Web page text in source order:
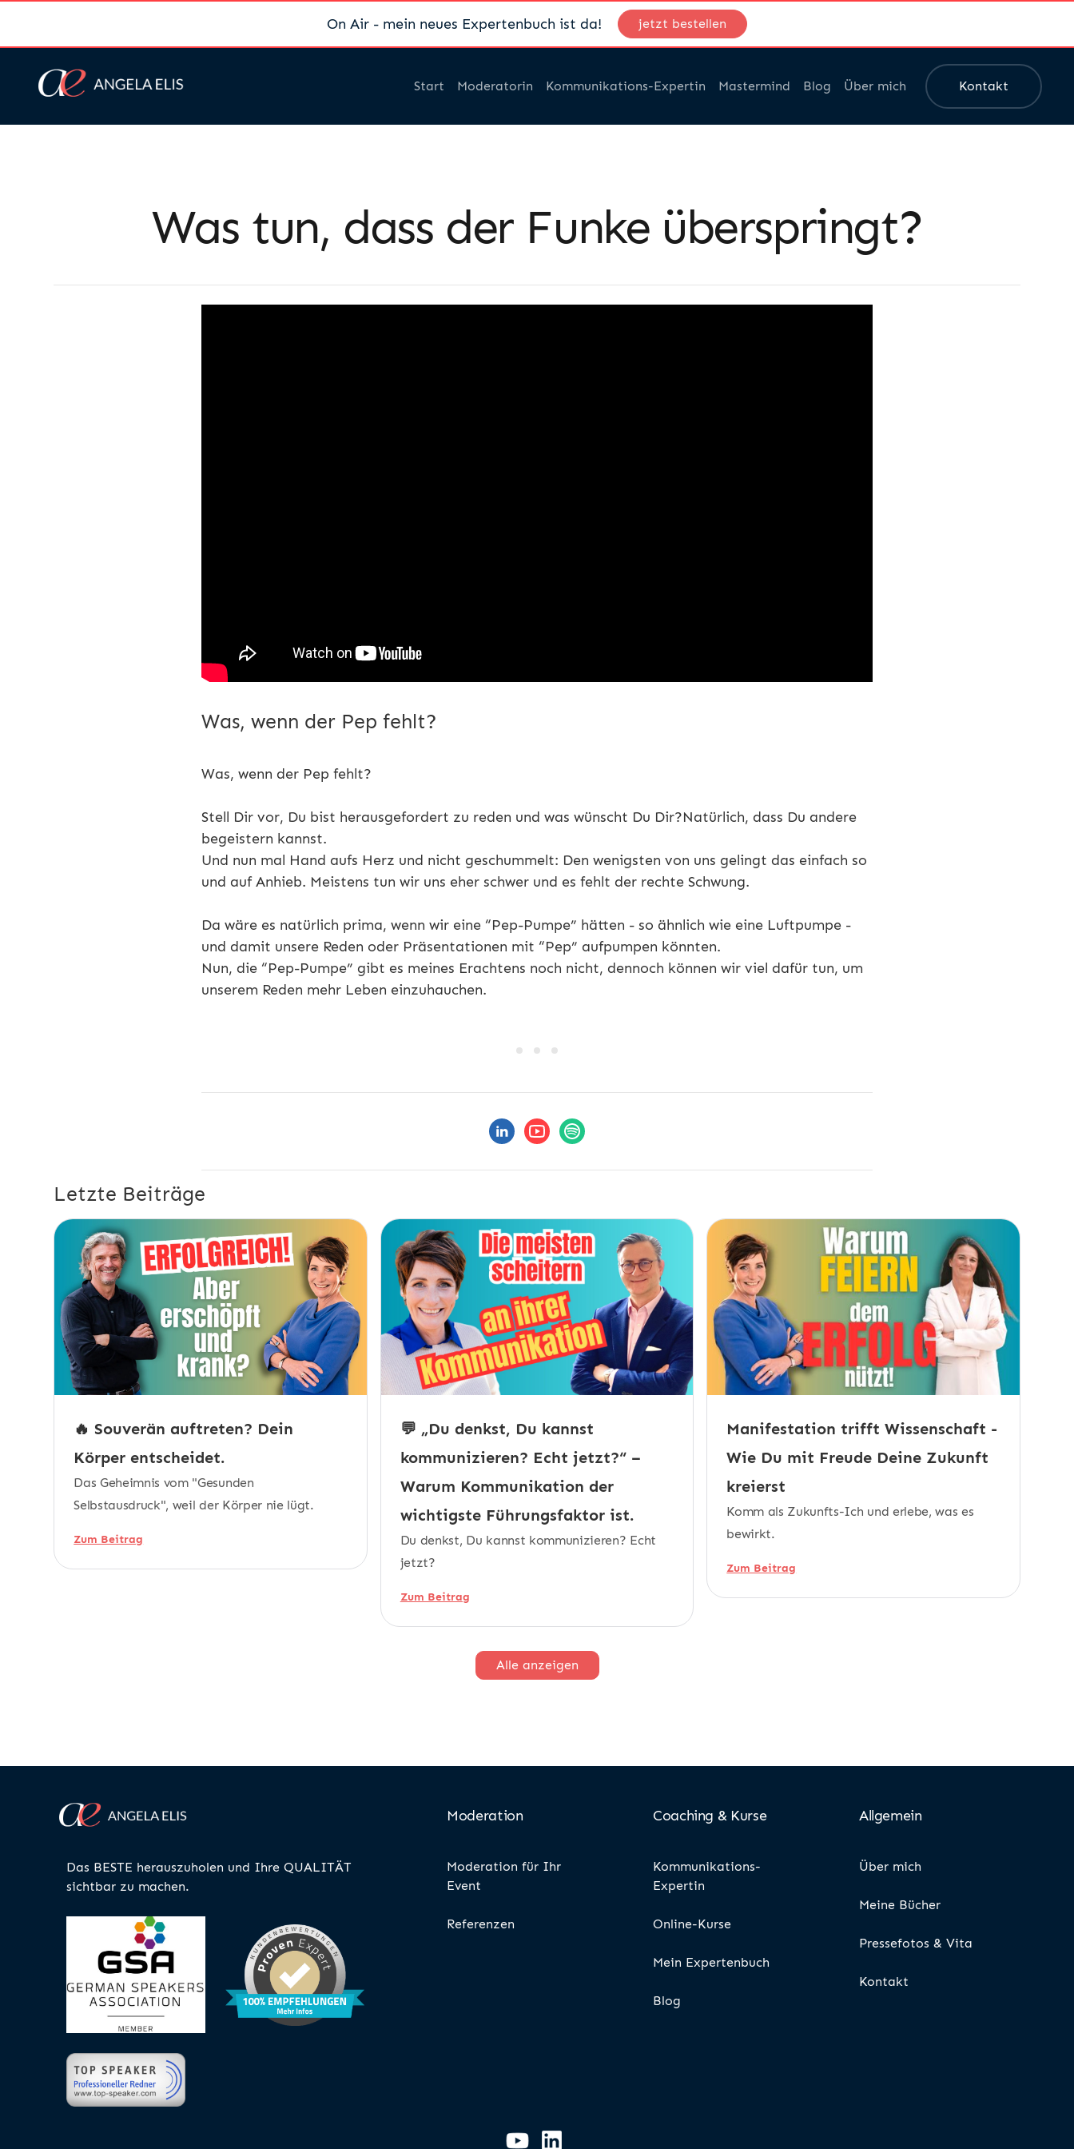
On Air - mein neues Expertenbuch ist da! jetzt bestellen
Start Moderatorin Kommunikations-Expertin Mastermind Blog Über mich Kontakt
Was tun, dass der Funke überspringt?
Was, wenn der Pep fehlt?
Was, wenn der Pep fehlt?
Stell Dir vor, Du bist herausgefordert zu reden und was wünscht Du Dir?Natürlich, dass Du andere
begeistern kannst.
Und nun mal Hand aufs Herz und nicht geschummelt: Den wenigsten von uns gelingt das einfach so
und auf Anhieb. Meistens tun wir uns eher schwer und es fehlt der rechte Schwung.
Da wäre es natürlich prima, wenn wir eine “Pep-Pumpe” hätten - so ähnlich wie eine Luftpumpe -
und damit unsere Reden oder Präsentationen mit “Pep” aufpumpen könnten.
Nun, die “Pep-Pumpe” gibt es meines Erachtens noch nicht, dennoch können wir viel dafür tun, um
unserem Reden mehr Leben einzuhauchen.
Letzte Beiträge
🔥 Souverän auftreten? Dein
Körper entscheidet.
Das Geheimnis vom "Gesunden
Selbstausdruck", weil der Körper nie lügt.
Zum Beitrag
💬 „Du denkst, Du kannst
kommunizieren? Echt jetzt?“ –
Warum Kommunikation der
wichtigste Führungsfaktor ist.
Du denkst, Du kannst kommunizieren? Echt
jetzt?
Zum Beitrag
Manifestation trifft Wissenschaft -
Wie Du mit Freude Deine Zukunft
kreierst
Komm als Zukunfts-Ich und erlebe, was es
bewirkt.
Zum Beitrag
Alle anzeigen
Das BESTE herauszuholen und Ihre QUALITÄT
sichtbar zu machen.
Moderation
Moderation für Ihr
Event
Referenzen
Coaching & Kurse
Kommunikations-
Expertin
Online-Kurse
Mein Expertenbuch
Blog
Allgemein
Über mich
Meine Bücher
Pressefotos & Vita
Kontakt